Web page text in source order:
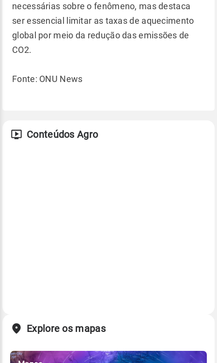
necessárias sobre o fenômeno, mas destaca
ser essencial limitar as taxas de aquecimento
global por meio da redução das emissões de
CO2.
Fonte: ONU News
Conteúdos Agro
Explore os mapas